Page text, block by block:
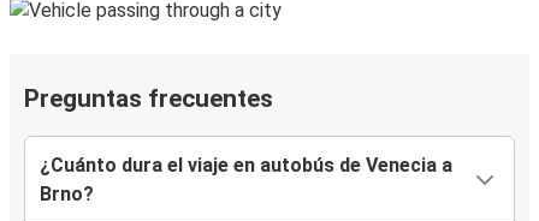
Preguntas frecuentes
¿Cuánto dura el viaje en autobús de Venecia a
Brno?